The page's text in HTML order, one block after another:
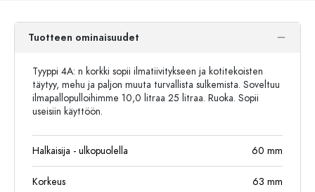
Tuotteen ominaisuudet
Tyyppi 4A: n korkki sopii ilmatiivitykseen ja kotitekoisten
täytyy, mehu ja paljon muuta turvallista sulkemista. Soveltuu
ilmapallopulloihimme 10,0 litraa 25 litraa. Ruoka. Sopii
useisiin käyttöön.
Halkaisija - ulkopuolella 60 mm
Korkeus 63 mm